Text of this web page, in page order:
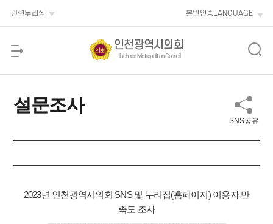
관련누리집 본인인증LANGUAGE
인천광역시의회
Incheon Metropolitan Council
설문조사
SNS공유
2023년 인천광역시의회 SNS 및 누리집(홈페이지) 이용자 만
족도 조사